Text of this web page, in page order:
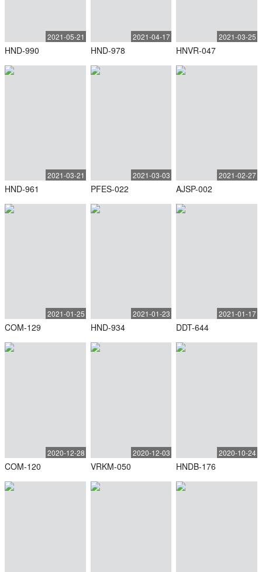
2021-05-21
HND-990
2021-04-17
HND-978
2021-03-25
HNVR-047
2021-03-21
HND-961
2021-03-03
PFES-022
2021-02-27
AJSP-002
2021-01-25
COM-129
2021-01-23
HND-934
2021-01-17
DDT-644
2020-12-28
COM-120
2020-12-03
VRKM-050
2020-10-24
HNDB-176